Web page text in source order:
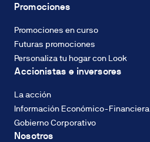
Promociones
Promociones en curso
Futuras promociones
Personaliza tu hogar con Look
Accionistas e inversores
La acción
Información Económico-Financiera
Gobierno Corporativo
Nosotros